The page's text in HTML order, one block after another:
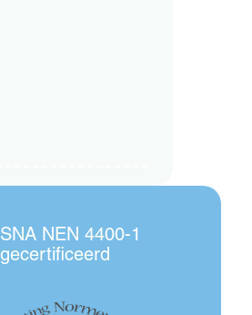
SNA NEN 4400-1
gecertificeerd